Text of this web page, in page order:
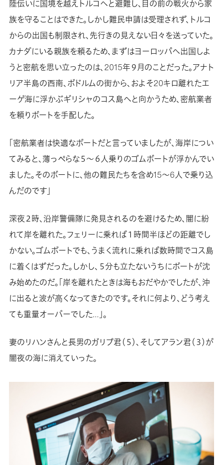
陸伝いに国境を越えトルコへと避難し、目の前の戦火から家
族を守ることはできた。しかし難民申請は受理されず、トルコ
からの出国も制限され、先行きの見えない日々を送っていた。
カナダにいる親族を頼るため、まずはヨーロッパへ出国しよ
うと密航を思い立ったのは、2015年９月のことだった。アナト
リア半島の西南、ボドルムの街から、およそ20キロ離れたエ
ーゲ海に浮かぶギリシャのコス島へと向かうため、密航業者
を頼りボートを手配した。
「密航業者は快適なボートだと言っていましたが、海岸につい
てみると、薄っぺらな５～６人乗りのゴムボートが浮かんでい
ました。そのボートに、他の難民たちを含め15～6人で乗り込
んだのです」
深夜２時、沿岸警備隊に発見されるのを避けるため、闇に紛
れて岸を離れた。フェリーに乗れば１時間半ほどの距離でし
かない。ゴムボートでも、うまく流れに乗れば数時間でコス島
に着くはずだった。しかし、５分も立たないうちにボートが沈
み始めたのだ。「岸を離れたときは海もおだやかでしたが、沖
に出ると波が高くなってきたのです。それに何より、どう考え
ても重量オーバーでした…」。
妻のリハンさんと長男のガリプ君（５）、そしてアラン君（３）が
闇夜の海に消えていった。